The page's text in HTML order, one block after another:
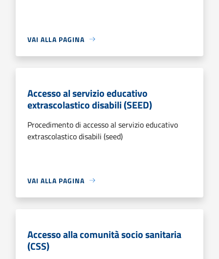
VAI ALLA PAGINA
Accesso al servizio educativo
extrascolastico disabili (SEED)
Procedimento di accesso al servizio educativo
extrascolastico disabili (seed)
VAI ALLA PAGINA
Accesso alla comunità socio sanitaria
(CSS)